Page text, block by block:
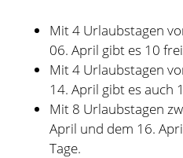
Mit 4 Urlaubstagen
06. April gibt es 10
Mit 4 Urlaubstagen
14. April gibt es auch
Mit 8 Urlaubstagen
April und dem 16.
Tage.